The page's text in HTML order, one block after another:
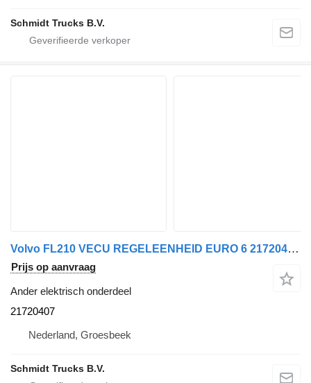
Schmidt Trucks B.V.
Volvo FL210 VECU REGELEENHEID EURO 6 21720407 voor vrachtwagen
Prijs op aanvraag
Ander elektrisch onderdeel
21720407
Nederland, Groesbeek
Schmidt Trucks B.V.